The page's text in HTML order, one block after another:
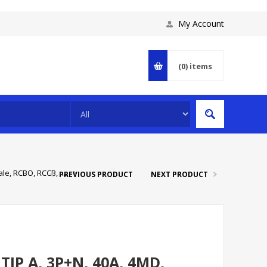
My Account
(0) items
RCBO, RCCB, .....PREVIOUS PRODUCT NEXT PRODUCT
A, 3P+N, 40A, 4MD,